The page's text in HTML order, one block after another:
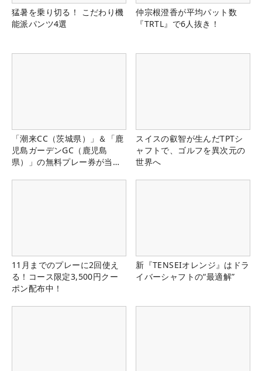
猛暑を乗り切る！ こだわり機
能派パンツ4選
仲宗根澄香が平均パット数
『TRTL』で6人抜き！
「潮来CC（茨城県）」＆「鹿
児島ガーデンGC（鹿児島
県）」の無料プレー券が当た
スイスの叡智が生んだTPTシ
ャフトで、ゴルフを異次元の
世界へ
11月までのプレーに2回使え
る！コース限定3,500円クー
ポン配布中！
新『TENSEIオレンジ』はドラ
イバーシャフトの“最適解”